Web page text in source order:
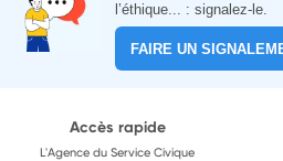
l’éthique... : signalez-le.
FAIRE UN
Accès rapide
L'Agence du Service Civique